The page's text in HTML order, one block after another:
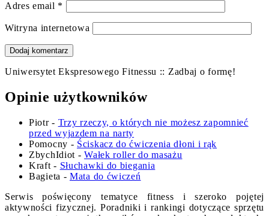
Adres email *
Witryna internetowa
Uniwersytet Ekspresowego Fitnessu :: Zadbaj o formę!
Opinie użytkowników
Piotr- Trzy rzeczy, o których nie możesz zapomnieć
przed wyjazdem na narty
Pomocny - Ściskacz do ćwiczenia dłoni i rąk
ZbychIdiot -Wałek roller do masażu
Kraft - Słuchawki do biegania
Bagieta -Mata do ćwiczeń
Serwis poświęcony tematyce fitness i szeroko pojętej
aktywności fizycznej. Poradniki i rankingi dotyczące sprzętu